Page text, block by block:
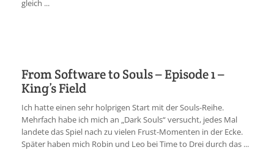
gleich ...
From Software to Souls – Episode 1 –
King’s Field
Ich hatte einen sehr holprigen Start mit der Souls-Reihe.
Mehrfach habe ich mich an „Dark Souls“ versucht, jedes Mal
landete das Spiel nach zu vielen Frust-Momenten in der Ecke.
Später haben mich Robin und Leo bei Time to Drei durch das ...